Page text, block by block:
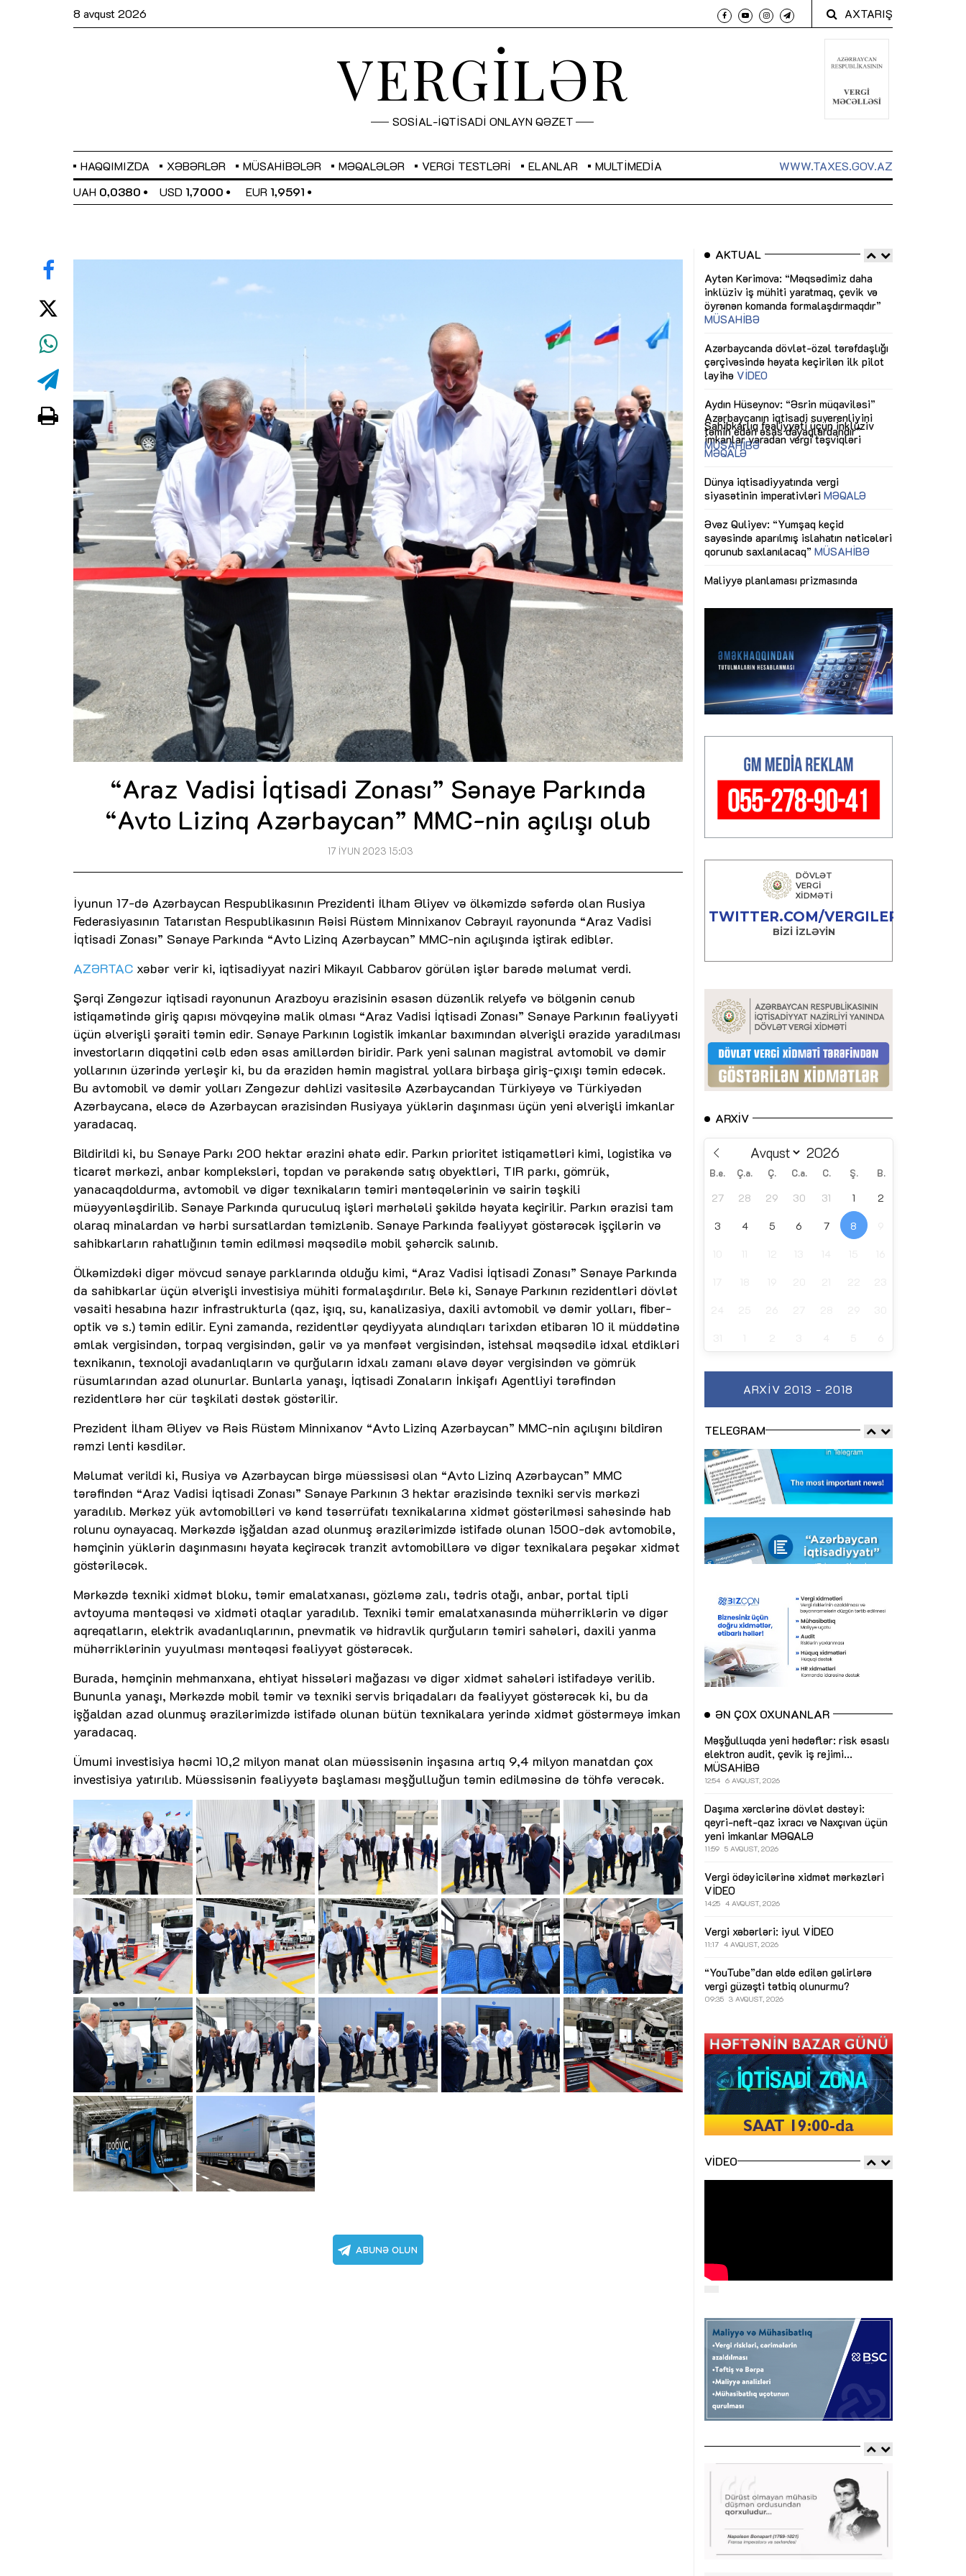
8 avqust 2026 AXTARIŞ
VERGİLƏR
SOSİAL-İQTİSADİ ONLAYN QƏZET
HAQQIMIZDA XƏBƏRLƏR MÜSAHIBƏLƏR MƏQALƏLƏR VERGI TESTLƏRI ELANLAR MULTIMEDIA
WWW.TAXES.GOV.AZ
UAH 0,0380 USD 1,7000 EUR 1,9591
“Araz Vadisi İqtisadi Zonası” Sənaye Parkında
“Avto Lizinq Azərbaycan” MMC-nin açılışı olub
17 İYUN 2023 15:03
İyunun 17-də Azərbaycan Respublikasının Prezidenti İlham Əliyev və ölkəmizdə səfərdə olan Rusiya
Federasiyasının Tatarıstan Respublikasının Rəisi Rüstəm Minnixanov Cəbrayıl rayonunda “Araz Vadisi
İqtisadi Zonası” Sənaye Parkında “Avto Lizinq Azərbaycan” MMC-nin açılışında iştirak ediblər.
AZƏRTAC xəbər verir ki, iqtisadiyyat naziri Mikayıl Cabbarov görülən işlər barədə məlumat verdi.
Şərqi Zəngəzur iqtisadi rayonunun Arazboyu ərazisinin əsasən düzənlik relyefə və bölgənin cənub
istiqamətində giriş qapısı mövqeyinə malik olması “Araz Vadisi İqtisadi Zonası” Sənaye Parkının fəaliyyəti
üçün əlverişli şəraiti təmin edir. Sənaye Parkının logistik imkanlar baxımından əlverişli ərazidə yaradılması
investorların diqqətini cəlb edən əsas amillərdən biridir. Park yeni salınan magistral avtomobil və dəmir
yollarının üzərində yerləşir ki, bu da ərazidən həmin magistral yollara birbaşa giriş-çıxışı təmin edəcək.
Bu avtomobil və dəmir yolları Zəngəzur dəhlizi vasitəsilə Azərbaycandan Türkiyəyə və Türkiyədən
Azərbaycana, eləcə də Azərbaycan ərazisindən Rusiyaya yüklərin daşınması üçün yeni əlverişli imkanlar
yaradacaq.
Bildirildi ki, bu Sənaye Parkı 200 hektar ərazini əhatə edir. Parkın prioritet istiqamətləri kimi, logistika və
ticarət mərkəzi, anbar kompleksləri, topdan və pərakəndə satış obyektləri, TIR parkı, gömrük,
yanacaqdoldurma, avtomobil və digər texnikaların təmiri məntəqələrinin və sairin təşkili
müəyyənləşdirilib. Sənaye Parkında quruculuq işləri mərhələli şəkildə həyata keçirilir. Parkın ərazisi tam
olaraq minalardan və hərbi sursatlardan təmizlənib. Sənaye Parkında fəaliyyət göstərəcək işçilərin və
sahibkarların rahatlığının təmin edilməsi məqsədilə mobil şəhərcik salınıb.
Ölkəmizdəki digər mövcud sənaye parklarında olduğu kimi, “Araz Vadisi İqtisadi Zonası” Sənaye Parkında
da sahibkarlar üçün əlverişli investisiya mühiti formalaşdırılır. Belə ki, Sənaye Parkının rezidentləri dövlət
vəsaiti hesabına hazır infrastrukturla (qaz, işıq, su, kanalizasiya, daxili avtomobil və dəmir yolları, fiber-
optik və s.) təmin edilir. Eyni zamanda, rezidentlər qeydiyyata alındıqları tarixdən etibarən 10 il müddətinə
əmlak vergisindən, torpaq vergisindən, gəlir və ya mənfəət vergisindən, istehsal məqsədilə idxal etdikləri
texnikanın, texnoloji avadanlıqların və qurğuların idxalı zamanı əlavə dəyər vergisindən və gömrük
rüsumlarından azad olunurlar. Bunlarla yanaşı, İqtisadi Zonaların İnkişafı Agentliyi tərəfindən
rezidentlərə hər cür təşkilati dəstək göstərilir.
Prezident İlham Əliyev və Rəis Rüstəm Minnixanov “Avto Lizinq Azərbaycan” MMC-nin açılışını bildirən
rəmzi lenti kəsdilər.
Məlumat verildi ki, Rusiya və Azərbaycan birgə müəssisəsi olan “Avto Lizinq Azərbaycan” MMC
tərəfindən “Araz Vadisi İqtisadi Zonası” Sənaye Parkının 3 hektar ərazisində texniki servis mərkəzi
yaradılıb. Mərkəz yük avtomobilləri və kənd təsərrüfatı texnikalarına xidmət göstərilməsi sahəsində hab
rolunu oynayacaq. Mərkəzdə işğaldan azad olunmuş ərazilərimizdə istifadə olunan 1500-dək avtomobilə,
həmçinin yüklərin daşınmasını həyata keçirəcək tranzit avtomobillərə və digər texnikalara peşəkar xidmət
göstəriləcək.
Mərkəzdə texniki xidmət bloku, təmir emalatxanası, gözləmə zalı, tədris otağı, anbar, portal tipli
avtoyuma məntəqəsi və xidməti otaqlar yaradılıb. Texniki təmir emalatxanasında mühərriklərin və digər
aqreqatların, elektrik avadanlıqlarının, pnevmatik və hidravlik qurğuların təmiri sahələri, daxili yanma
mühərriklərinin yuyulması məntəqəsi fəaliyyət göstərəcək.
Burada, həmçinin mehmanxana, ehtiyat hissələri mağazası və digər xidmət sahələri istifadəyə verilib.
Bununla yanaşı, Mərkəzdə mobil təmir və texniki servis briqadaları da fəaliyyət göstərəcək ki, bu da
işğaldan azad olunmuş ərazilərimizdə istifadə olunan bütün texnikalara yerində xidmət göstərməyə imkan
yaradacaq.
Ümumi investisiya həcmi 10,2 milyon manat olan müəssisənin inşasına artıq 9,4 milyon manatdan çox
investisiya yatırılıb. Müəssisənin fəaliyyətə başlaması məşğulluğun təmin edilməsinə də töhfə verəcək.
AKTUAL
Dünya iqtisadiyyatında vergi
siyasətinin imperativləriMƏQALƏ
Əvəz Quliyev: “Yumşaq keçid
sayəsində aparılmış islahatın nəticələri
qorunub saxlanılacaq”MÜSAHİBƏ
Maliyyə planlaması prizmasında
büdcəyə baxışMƏQALƏ
Gülminə Məlikzadə: “Azərbaycan
Bacarıqlar Akseleratoru” ixtisaslaşmış
kadrların hazırlanmasını hədəfləyir”
Nicat İmanov: "Vergi qanunvericiliyinə
dəyişikliklər sahibkarlıq mühitinin
yaxşılaşdırılmasına xidmət edir"
MÜSAHİBƏ
Aytən Kərimova: “Məqsədimiz daha
inklüziv iş mühiti yaratmaq, çevik və
öyrənən komanda formalaşdırmaqdır”
MÜSAHİBƏ
Azərbaycanda dövlət-özəl tərəfdaşlığı
çərçivəsində həyata keçirilən ilk pilot
layihə
VİDEO
Aydın Hüseynov: “Əsrin müqaviləsi”
Azərbaycanın iqtisadi suverenliyini
təmin edən əsas dayaqlardandır”
MÜSAHİBƏ
Sahibkarlıq fəaliyyəti üçün inklüziv
imkanlar yaradan vergi təşviqləri
MƏQALƏ
siyasətinin imperativləriMƏQALƏ
Əvəz Quliyev: “Yumşaq keçid
qorunub saxlanılacaq”MÜSAHİBƏ
Maliyyə planlaması prizmasında
büdcəyə baxış
MƏQALƏ
Gülminə Məlikzadə: “Azərbaycan
Bacarıqlar Akseleratoru” ixtisaslaşmış
kadrların hazırlanmasını hədəfləyir”
ARXIV
B.e. Ç.a. Ç. C.a. C. Ş. B.
27 28 29 30 31 1 2
3 4 5 6 7 8
ARXIV 2013 - 2018
TELEGRAM
ƏN ÇOX OXUNANLAR
Məşğulluqda yeni hədəflər: risk əsaslı
elektron audit, çevik iş rejimi...
MÜSAHİBƏ
12:54 6 AVQUST, 2026
Daşıma xərclərinə dövlət dəstəyi:
qeyri-neft-qaz ixracı və Naxçıvan üçün
yeni imkanlar MƏQALƏ
11:59 5 AVQUST, 2026
Vergi ödəyicilərinə xidmət mərkəzləri
VİDEO
14:25 4 AVQUST, 2026
Vergi xəbərləri: iyul VİDEO
11:17 4 AVQUST, 2026
“YouTube”dan əldə edilən gəlirlərə
vergi güzəşti tətbiq olunurmu?
09:35 3 AVQUST, 2026
VIDEO